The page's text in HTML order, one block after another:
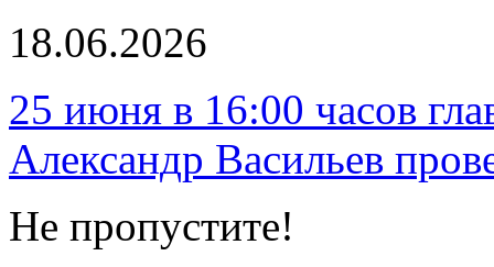
18.06.2026
25 июня в 16:00 часов
Александр Васильев
Не пропустите!